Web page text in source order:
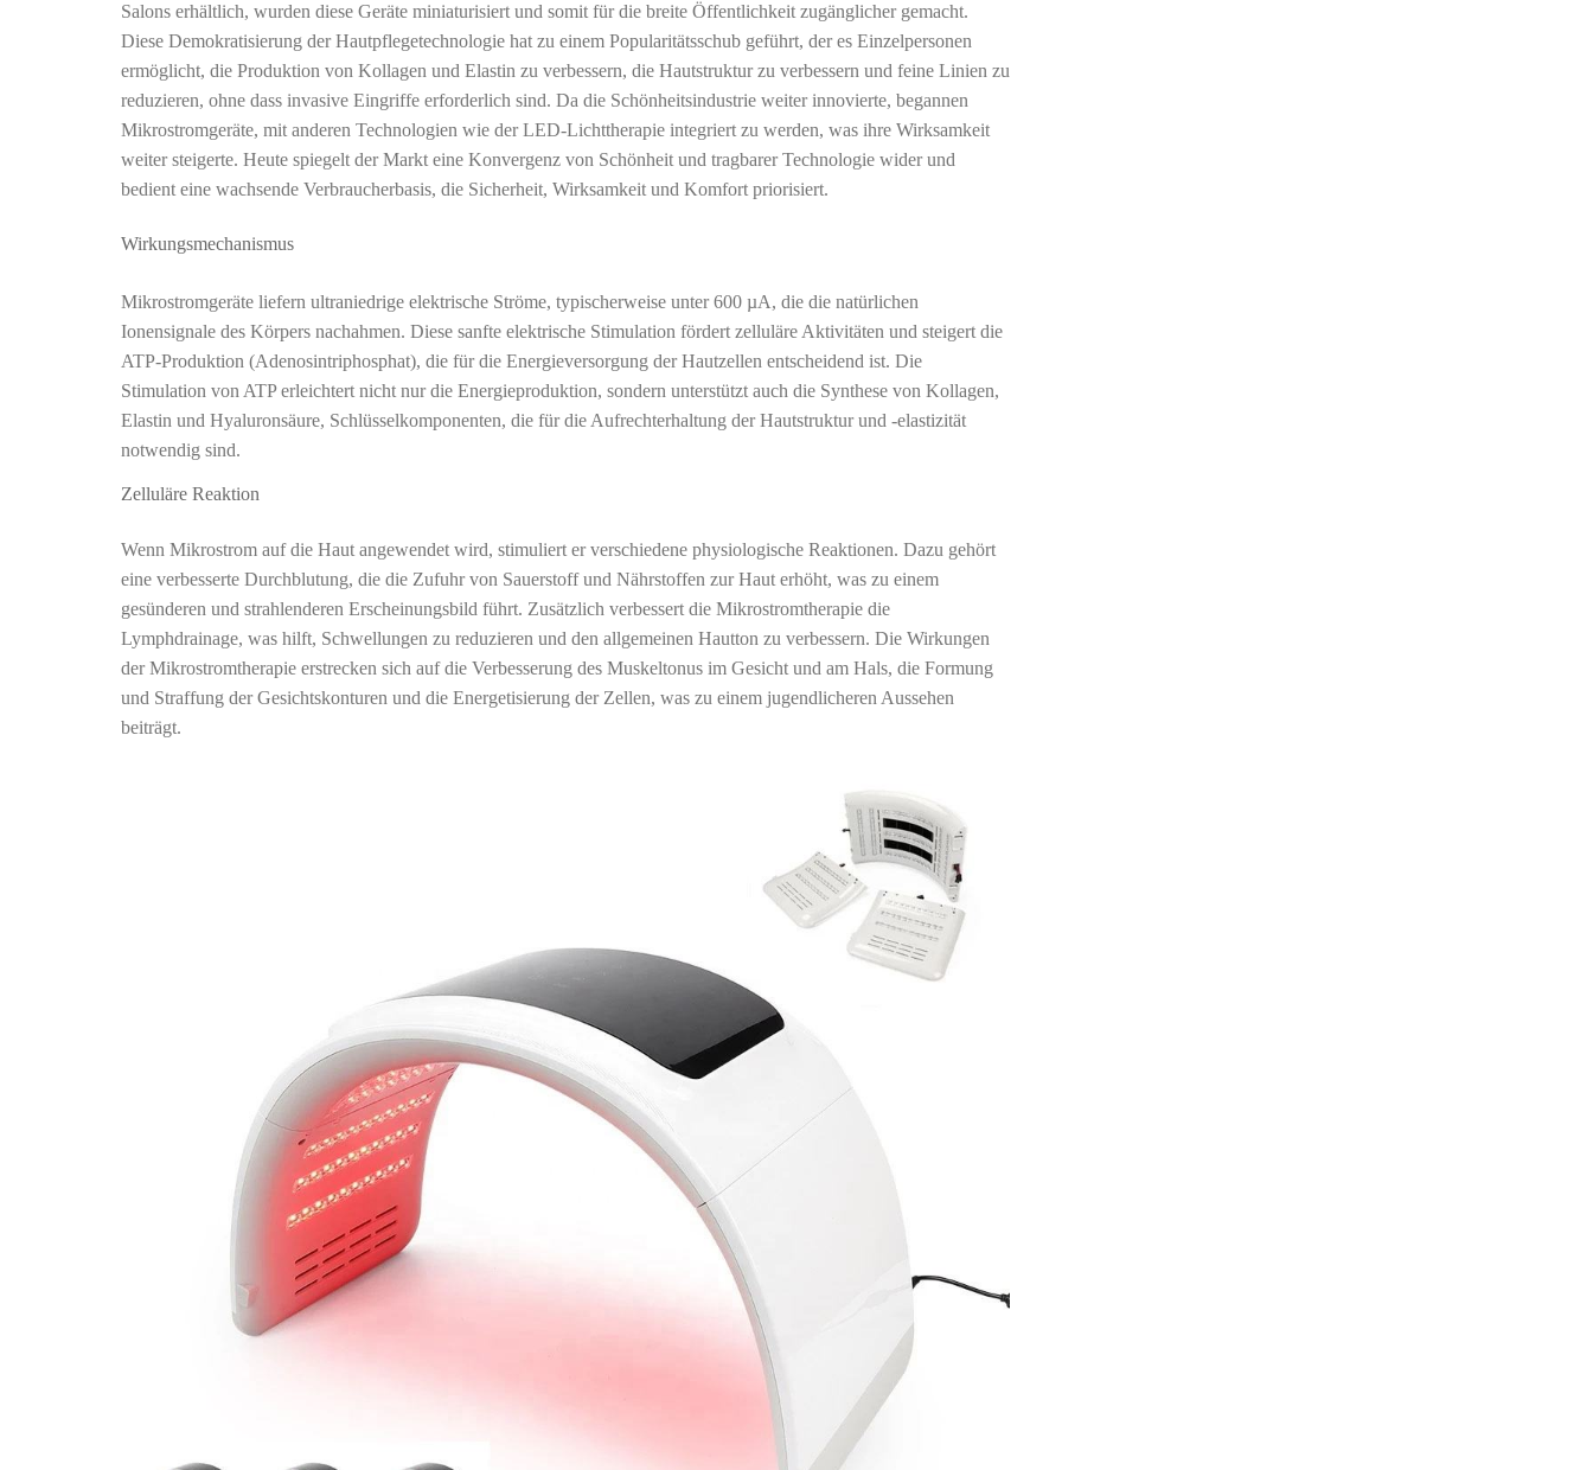
Salons erhältlich, wurden diese Geräte miniaturisiert und somit für die breite Öffentlichkeit zugänglicher gemacht.
Diese Demokratisierung der Hautpflegetechnologie hat zu einem Popularitätsschub geführt, der es Einzelpersonen
ermöglicht, die Produktion von Kollagen und Elastin zu verbessern, die Hautstruktur zu verbessern und feine Linien zu
reduzieren, ohne dass invasive Eingriffe erforderlich sind. Da die Schönheitsindustrie weiter innovierte, begannen
Mikrostromgeräte, mit anderen Technologien wie der LED-Lichttherapie integriert zu werden, was ihre Wirksamkeit
weiter steigerte. Heute spiegelt der Markt eine Konvergenz von Schönheit und tragbarer Technologie wider und
bedient eine wachsende Verbraucherbasis, die Sicherheit, Wirksamkeit und Komfort priorisiert.
Wirkungsmechanismus
Mikrostromgeräte liefern ultraniedrige elektrische Ströme, typischerweise unter 600 µA, die die natürlichen
Ionensignale des Körpers nachahmen. Diese sanfte elektrische Stimulation fördert zelluläre Aktivitäten und steigert die
ATP-Produktion (Adenosintriphosphat), die für die Energieversorgung der Hautzellen entscheidend ist. Die
Stimulation von ATP erleichtert nicht nur die Energieproduktion, sondern unterstützt auch die Synthese von Kollagen,
Elastin und Hyaluronsäure, Schlüsselkomponenten, die für die Aufrechterhaltung der Hautstruktur und -elastizität
notwendig sind.
Zelluläre Reaktion
Wenn Mikrostrom auf die Haut angewendet wird, stimuliert er verschiedene physiologische Reaktionen. Dazu gehört
eine verbesserte Durchblutung, die die Zufuhr von Sauerstoff und Nährstoffen zur Haut erhöht, was zu einem
gesünderen und strahlenderen Erscheinungsbild führt. Zusätzlich verbessert die Mikrostromtherapie die
Lymphdrainage, was hilft, Schwellungen zu reduzieren und den allgemeinen Hautton zu verbessern. Die Wirkungen
der Mikrostromtherapie erstrecken sich auf die Verbesserung des Muskeltonus im Gesicht und am Hals, die Formung
und Straffung der Gesichtskonturen und die Energetisierung der Zellen, was zu einem jugendlicheren Aussehen
beiträgt.